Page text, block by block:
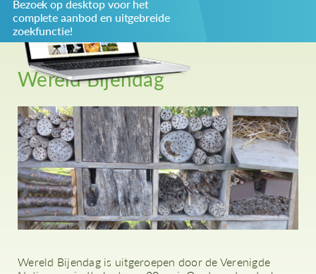
Privacybeleid
Redactiestatuut
log in
Bezoek op desktop voor het
complete aanbod en uitgebreide
zoekfunctie!
Wereld Bijendag
Wereld Bijendag is uitgeroepen door de Verenigde